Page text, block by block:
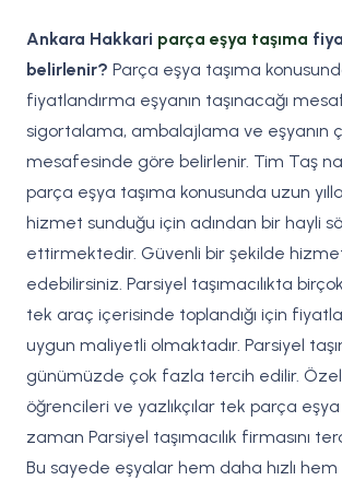
Ankara Hakkari parça eşya taşıma
belirlenir? Parça eşya taşıma
fiyatlandırma eşyanın taşınacağı
sigortalama, ambalajlama ve eşyanın
mesafesinde göre belirlenir. Tim Taş
parça eşya taşıma konusunda uzun
hizmet sunduğu için adından bir hayli
ettirmektedir. Güvenli bir şekilde
edebilirsiniz. Parsiyel taşımacılıkta
tek araç içerisinde toplandığı için
uygun maliyetli olmaktadır. Parsiyel
günümüzde çok fazla tercih edilir.
öğrencileri ve yazlıkçılar tek parça eşya
zaman Parsiyel taşımacılık firmasını
Bu sayede eşyalar hem daha hızlı